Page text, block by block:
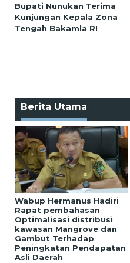
Bupati Nunukan Terima
Kunjungan Kepala Zona
Tengah Bakamla RI
Berita Utama
Wabup Hermanus Hadiri
Rapat pembahasan
Optimalisasi distribusi
kawasan Mangrove dan
Gambut Terhadap
Peningkatan Pendapatan
Asli Daerah